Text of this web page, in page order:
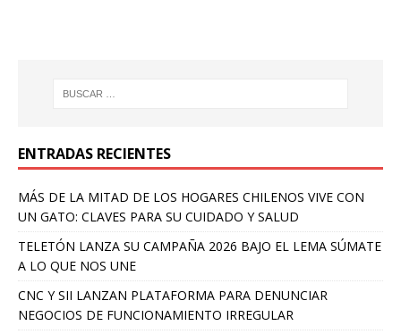
ENTRADAS RECIENTES
MÁS DE LA MITAD DE LOS HOGARES CHILENOS VIVE CON
UN GATO: CLAVES PARA SU CUIDADO Y SALUD
TELETÓN LANZA SU CAMPAÑA 2026 BAJO EL LEMA SÚMATE
A LO QUE NOS UNE
CNC Y SII LANZAN PLATAFORMA PARA DENUNCIAR
NEGOCIOS DE FUNCIONAMIENTO IRREGULAR